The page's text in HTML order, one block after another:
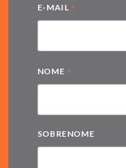
E-MAIL *
NOME *
SOBRENOME